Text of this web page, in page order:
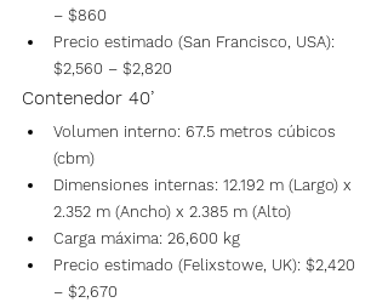
– $860
Precio estimado (San Francisco, USA):
$2,560 – $2,820
Contenedor 40’
Volumen interno: 67.5 metros cúbicos
(cbm)
Dimensiones internas: 12.192 m (Largo) x
2.352 m (Ancho) x 2.385 m (Alto)
Carga máxima: 26,600 kg
Precio estimado (Felixstowe, UK): $2,420
– $2,670